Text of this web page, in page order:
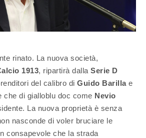
rinato. La nuova società,
1913, ripartirà dalla Serie D
del calibro di Guido Barillae
che di gialloblu doc come Nevio
La nuova proprietà è senza
nasconde di voler bruciare le
consapevole che la strada